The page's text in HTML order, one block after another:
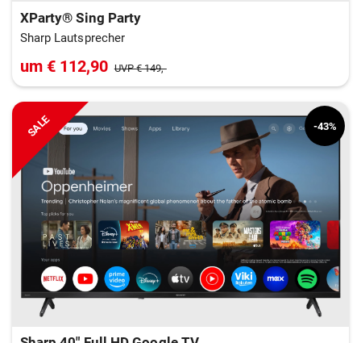
XParty® Sing Party
Sharp Lautsprecher
um € 112,90 UVP € 149,-
SALE -43%